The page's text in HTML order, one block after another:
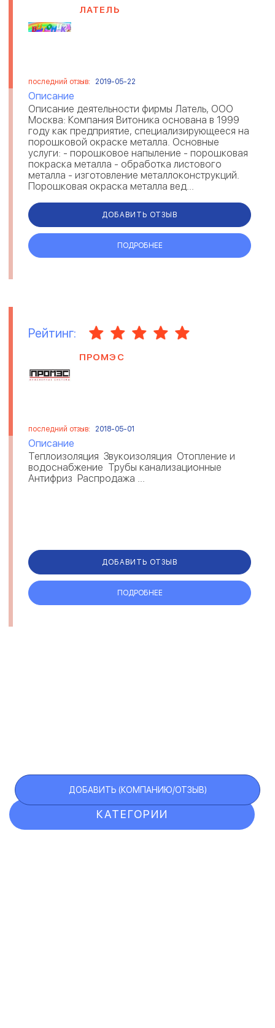
ЛАТЕЛЬ
последний отзыв: 2019-05-22
Описание
Описание деятельности фирмы Латель, ООО
Москва: Компания Витоника основана в 1999
году как предприятие, специализирующееся на
порошковой окраске металла. Основные
услуги: - порошковое напыление - порошковая
покраска металла - обработка листового
металла - изготовление металлоконструкций.
Порошковая окраска металла вед...
ДОБАВИТЬ ОТЗЫВ
ПОДРОБНЕЕ
Рейтинг:
ПРОМЭС
последний отзыв: 2018-05-01
Описание
Теплоизоляция Звукоизоляция Отопление и
водоснабжение Трубы канализационные
Антифриз Распродажа ...
ДОБАВИТЬ ОТЗЫВ
ПОДРОБНЕЕ
КАТЕГОРИИ
ДОБАВИТЬ (КОМПАНИЮ/ОТЗЫВ)